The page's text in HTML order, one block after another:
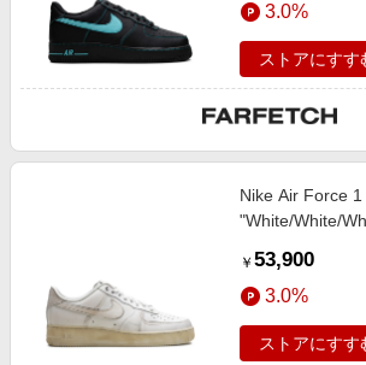
3.0%
ストアにすす
Nike Air Force
"White/White/
￥ 53,900
3.0%
ストアにすす